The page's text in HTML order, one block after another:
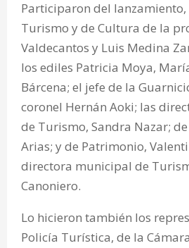
Participaron del lanzamiento,
Turismo y de Cultura de la
Valdecantos y Luis Medina
los ediles Patricia Moya,
Bárcena; el jefe de la
coronel Hernán Aoki; las
de Turismo, Sandra Nazar;
Arias; y de Patrimonio,
directora municipal de
Canoniero.
Lo hicieron también los
Policía Turística, de la